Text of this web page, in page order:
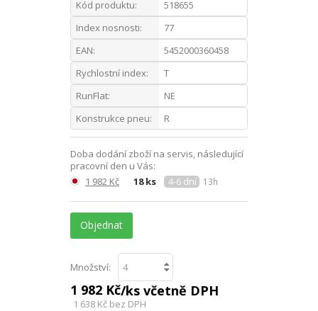
Kód produktu:
518655
Index nosnosti:
77
EAN:
5452000360458
Rychlostní index:
T
RunFlat:
NE
Konstrukce pneu:
R
Doba dodání zboží na servis, následující
pracovní den u Vás:
1 982 Kč
18 ks 4-6 dní 13h
Objednat
Množství:
1 982 Kč/ks včetně DPH
1 638 Kč bez DPH